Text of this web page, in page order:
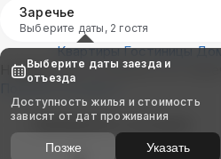
Заречье
Выберите даты, 2 гостя
Квартиры Гостиницы
Найдём, где остановиться в
Показать на карте
Выбирайте лучшее
Выберите даты заезда и
отъезда
Доступность жилья и стоимость
зависят от дат проживания
Позже Указать